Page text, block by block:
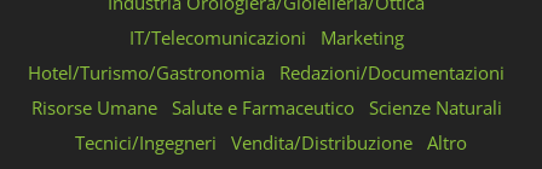
IT/Telecomunicazioni
Marketing
Hotel/Turismo/Gastronomia
Redazioni/Documentazioni
Risorse Umane
Salute e Farmaceutico
Scienze Naturali
Tecnici/Ingegneri
Vendita/Distribuzione Altro